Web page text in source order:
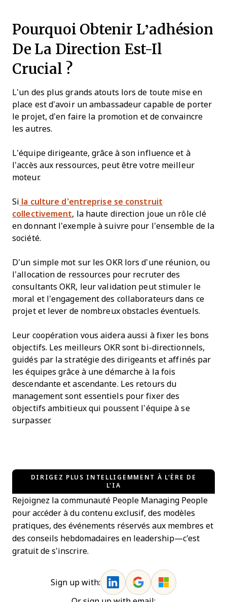
Pourquoi Obtenir L’adhésion
De La Direction Est-Il
Crucial ?
L’un des plus grands atouts lors de toute mise en
place est d’avoir un ambassadeur capable de porter
le projet, d’en faire la promotion et de convaincre
les autres.
L’équipe dirigeante, grâce à son influence et à
l’accès aux ressources, peut être votre meilleur
moteur.
Si la culture d’entreprise se construit
collectivement, la haute direction joue un rôle clé
en donnant l’exemple à suivre pour l’ensemble de la
société.
D’un simple mot sur les OKR lors d’une réunion, ou
l’allocation de ressources pour recruter des
consultants OKR, leur validation peut stimuler le
moral et l’engagement des collaborateurs dans ce
projet et lever de nombreux obstacles éventuels.
Leur coopération vous aidera aussi à fixer les bons
objectifs. Les meilleurs OKR sont bi-directionnels,
guidés par la stratégie des dirigeants et affinés par
les équipes grâce à une démarche à la fois
descendante et ascendante. Les retours du
management sont essentiels pour fixer des
objectifs ambitieux qui poussent l’équipe à se
surpasser.
DIRIGEZ PLUS INTELLIGEMMENT À L'ÈRE DE
L'IA
Rejoignez la communauté People Managing People
pour accéder à du contenu exclusif, des modèles
pratiques, des événements réservés aux membres et
des conseils hebdomadaires en leadership—c'est
gratuit de s'inscrire.
Sign up with: